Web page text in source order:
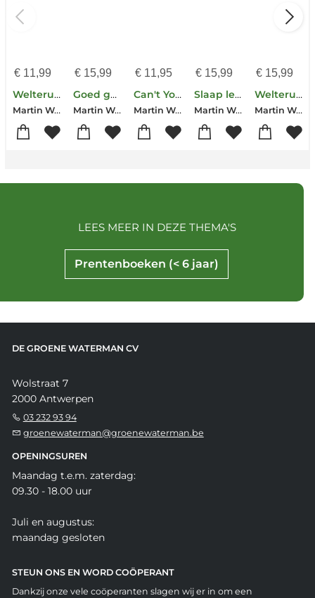
€11,99
Welterusten... Kleine Beer karton editie
Martin Waddell
€15,99
Goed gedaan, Kleine Beer
Martin Waddell
€ 11,95
Can't You Sleep, Little Bear?
Martin Waddell
€ 15,99
Slaap lekker, Kleine Beer
Martin Waddell
€ 15,99
Welterusten kleine beer
Martin Waddell-Barbara Firth
Prentenboeken (< 6 jaar)
LEES MEER IN DEZE THEMA'S
DE GROENE WATERMAN CV
Wolstraat 7
2000 Antwerpen
03 232 93 94
groenewaterman@groenewaterman.be
OPENINGSUREN
Maandag t.e.m. zaterdag:
09.30 - 18.00 uur
Juli en augustus:
maandag gesloten
STEUN ONS EN WORD COÖPERANT
Dankzij onze vele coöperanten slagen wij er in om een